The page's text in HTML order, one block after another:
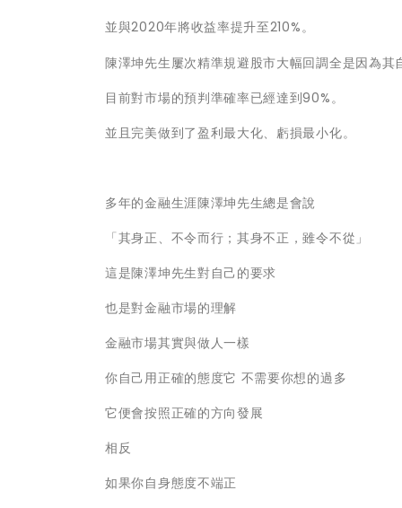
並與2020年將收益率提升至210%。
陳澤坤先生屢次精準規避股市大幅回調全是因為其
目前對市場的預判準確率已經達到90%。
並且完美做到了盈利最大化、虧損最小化。
多年的金融生涯陳澤坤先生總是會說
「其身正、不令而行；其身不正，雖令不從」
這是陳澤坤先生對自己的要求
也是對金融市場的理解
金融市場其實與做人一樣
你自己用正確的態度它 不需要你想的過多
它便會按照正確的方向發展
相反
如果你自身態度不端正